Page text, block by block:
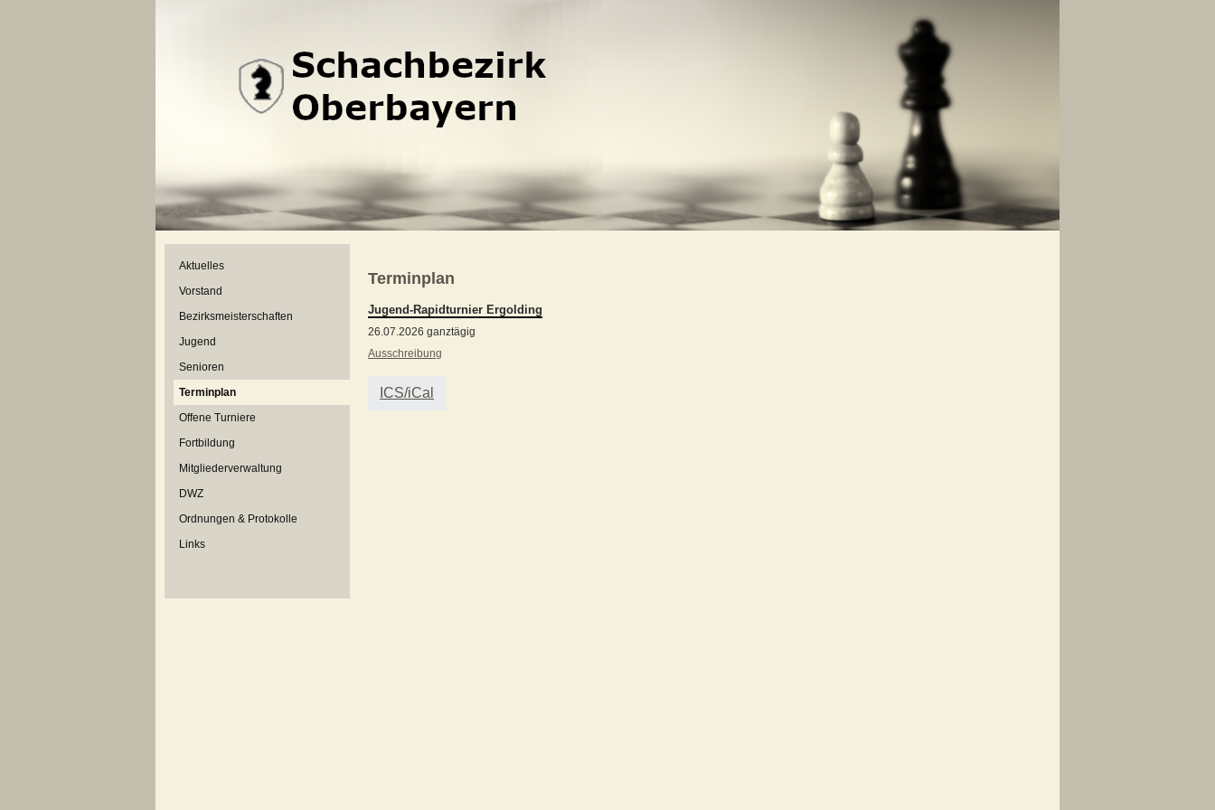
Aktuelles
Vorstand
Bezirksmeisterschaften
Jugend
Senioren
Terminplan
Offene Turniere
Fortbildung
Mitgliederverwaltung
DWZ
Ordnungen & Protokolle
Links
Terminplan
Jugend-Rapidturnier Ergolding
26.07.2026 ganztägig
Ausschreibung
ICS/iCal